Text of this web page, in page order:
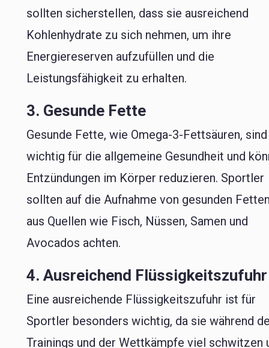
sollten sicherstellen, dass sie ausreichend
Kohlenhydrate zu sich nehmen, um ihre
Energiereserven aufzufüllen und die
Leistungsfähigkeit zu erhalten.
3. Gesunde Fette
Gesunde Fette, wie Omega-3-Fettsäuren, sind
wichtig für die allgemeine Gesundheit und
Entzündungen im Körper reduzieren. Sportler
sollten auf die Aufnahme von gesunden
aus Quellen wie Fisch, Nüssen, Samen und
Avocados achten.
4. Ausreichend Flüssigkeitszufuhr
Eine ausreichende Flüssigkeitszufuhr ist für
Sportler besonders wichtig, da sie während
Trainings und der Wettkämpfe viel schwitzen